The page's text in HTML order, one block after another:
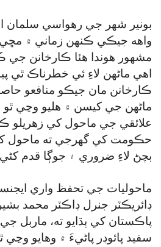
بونير شهر جي رهواسي سلمان
واهه جيڪي ڪنهن زماني ۾ مڇي
مشهور هوندا هئا ڪارخانن
اهي ماڻهن لاءِ ئي خطرناڪ ٿي
ڪارخانن مان جيڪو منافعو
ماڻهن جي کيسن ۾ هليو وڃي
علائقي جي ماحول کي زهريلو
حڪومت کي گھرجي ته ماحول
بچڻ لاءِ ضروري ۽ جوڳا قدم
ماحوليات جي تحفظ واري
ڊائريڪٽر جنرل ڊاڪٽر محمد
پاڪستان کي ٻڌايو ته، ماربل
سفيد پائوڊر پاڻيءَ ۾ وهايو وڃي